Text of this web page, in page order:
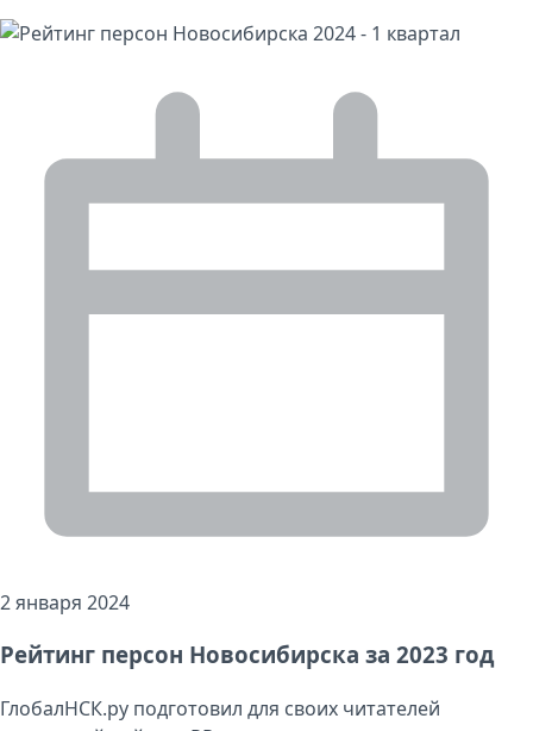
2 января 2024
Рейтинг персон Новосибирска за 2023 год
ГлобалНСК.ру подготовил для своих читателей